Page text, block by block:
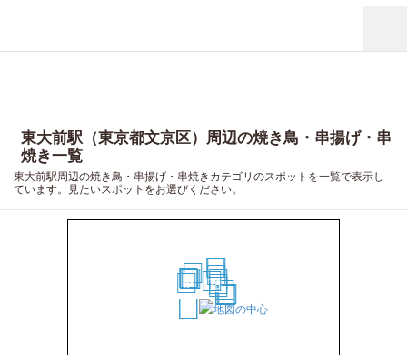
東大前駅（東京都文京区）周辺の焼き鳥・串揚げ・串
焼き一覧
東大前駅周辺の焼き鳥・串揚げ・串焼きカテゴリのスポットを一覧で表示し
ています。見たいスポットをお選びください。
12
3
4 5
6
7
8 9
10
11
12
13
14
17
18
19
20